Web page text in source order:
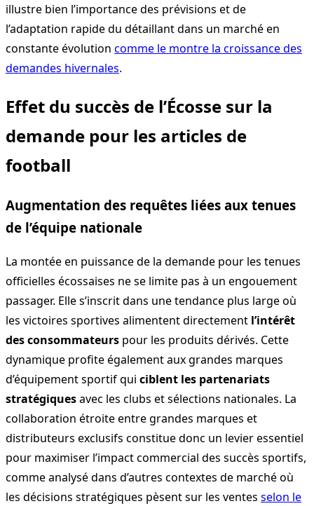
illustre bien l’importance des prévisions et de
l’adaptation rapide du détaillant dans un marché en
constante évolution comme le montre la croissance des
demandes hivernales.
Effet du succès de l’Écosse sur la
demande pour les articles de
football
Augmentation des requêtes liées aux tenues
de l’équipe nationale
La montée en puissance de la demande pour les tenues
officielles écossaises ne se limite pas à un engouement
passager. Elle s’inscrit dans une tendance plus large où
les victoires sportives alimentent directement l’intérêt
des consommateurs pour les produits dérivés. Cette
dynamique profite également aux grandes marques
d’équipement sportif qui ciblent les partenariats
stratégiquesavec les clubs et sélections nationales. La
collaboration étroite entre grandes marques et
distributeurs exclusifs constitue donc un levier essentiel
pour maximiser l’impact commercial des succès sportifs,
comme analysé dans d’autres contextes de marché où
les décisions stratégiques pèsent sur les ventes selon le